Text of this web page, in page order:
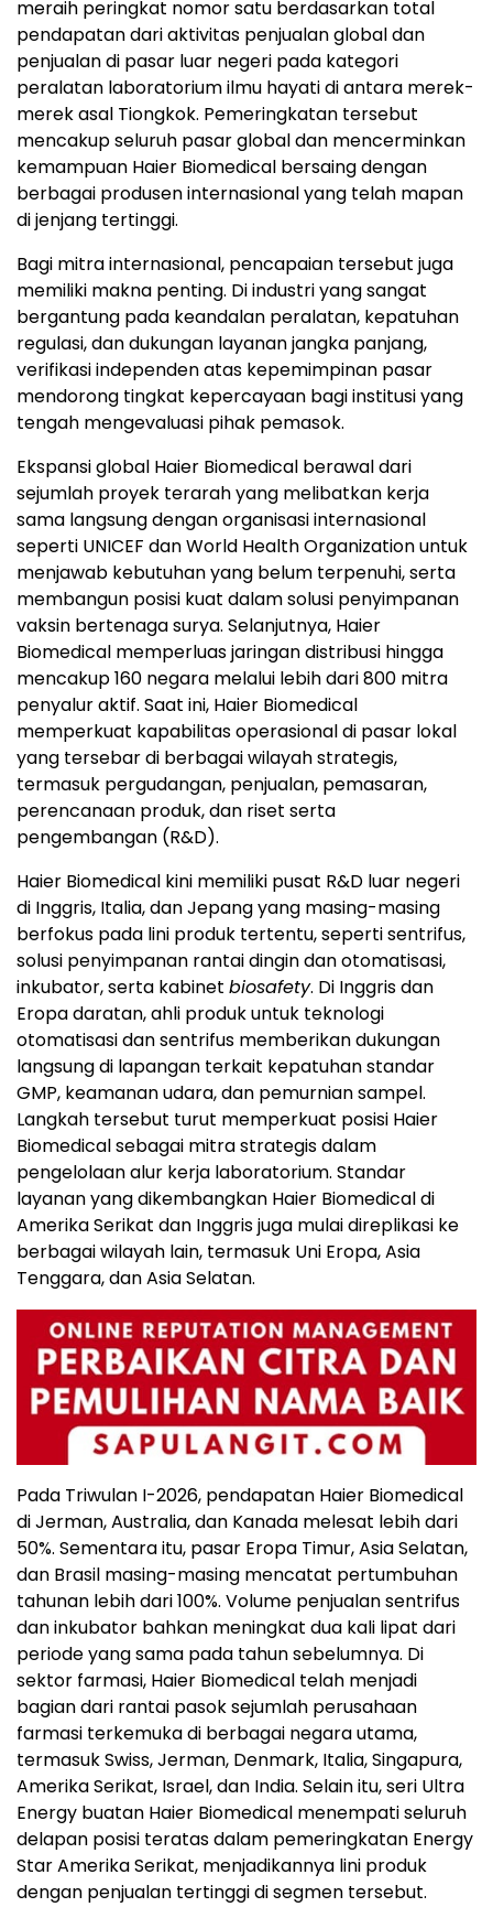
meraih peringkat nomor satu berdasarkan total
pendapatan dari aktivitas penjualan global dan
penjualan di pasar luar negeri pada kategori
peralatan laboratorium ilmu hayati di antara merek-
merek asal Tiongkok. Pemeringkatan tersebut
mencakup seluruh pasar global dan mencerminkan
kemampuan Haier Biomedical bersaing dengan
berbagai produsen internasional yang telah mapan
di jenjang tertinggi.
Bagi mitra internasional, pencapaian tersebut juga
memiliki makna penting. Di industri yang sangat
bergantung pada keandalan peralatan, kepatuhan
regulasi, dan dukungan layanan jangka panjang,
verifikasi independen atas kepemimpinan pasar
mendorong tingkat kepercayaan bagi institusi yang
tengah mengevaluasi pihak pemasok.
Ekspansi global Haier Biomedical berawal dari
sejumlah proyek terarah yang melibatkan kerja
sama langsung dengan organisasi internasional
seperti UNICEF dan World Health Organization untuk
menjawab kebutuhan yang belum terpenuhi, serta
membangun posisi kuat dalam solusi penyimpanan
vaksin bertenaga surya. Selanjutnya, Haier
Biomedical memperluas jaringan distribusi hingga
mencakup 160 negara melalui lebih dari 800 mitra
penyalur aktif. Saat ini, Haier Biomedical
memperkuat kapabilitas operasional di pasar lokal
yang tersebar di berbagai wilayah strategis,
termasuk pergudangan, penjualan, pemasaran,
perencanaan produk, dan riset serta
pengembangan (R&D).
Haier Biomedical kini memiliki pusat R&D luar negeri
di Inggris, Italia, dan Jepang yang masing-masing
berfokus pada lini produk tertentu, seperti sentrifus,
solusi penyimpanan rantai dingin dan otomatisasi,
inkubator, serta kabinet biosafety. Di Inggris dan
Eropa daratan, ahli produk untuk teknologi
otomatisasi dan sentrifus memberikan dukungan
langsung di lapangan terkait kepatuhan standar
GMP, keamanan udara, dan pemurnian sampel.
Langkah tersebut turut memperkuat posisi Haier
Biomedical sebagai mitra strategis dalam
pengelolaan alur kerja laboratorium. Standar
layanan yang dikembangkan Haier Biomedical di
Amerika Serikat dan Inggris juga mulai direplikasi ke
berbagai wilayah lain, termasuk Uni Eropa, Asia
Tenggara, dan Asia Selatan.
Pada Triwulan I-2026, pendapatan Haier Biomedical
di Jerman, Australia, dan Kanada melesat lebih dari
50%. Sementara itu, pasar Eropa Timur, Asia Selatan,
dan Brasil masing-masing mencatat pertumbuhan
tahunan lebih dari 100%. Volume penjualan sentrifus
dan inkubator bahkan meningkat dua kali lipat dari
periode yang sama pada tahun sebelumnya. Di
sektor farmasi, Haier Biomedical telah menjadi
bagian dari rantai pasok sejumlah perusahaan
farmasi terkemuka di berbagai negara utama,
termasuk Swiss, Jerman, Denmark, Italia, Singapura,
Amerika Serikat, Israel, dan India. Selain itu, seri Ultra
Energy buatan Haier Biomedical menempati seluruh
delapan posisi teratas dalam pemeringkatan Energy
Star Amerika Serikat, menjadikannya lini produk
dengan penjualan tertinggi di segmen tersebut.